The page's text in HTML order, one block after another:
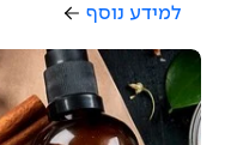
למידע נוסף